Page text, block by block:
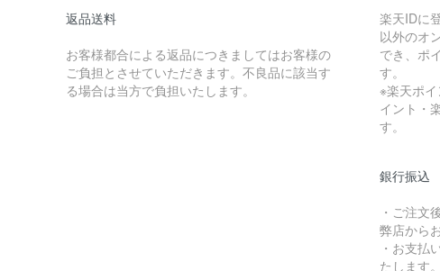
返品送料
お客様都合による返品につきましてはお客様の
ご負担とさせていただきます。不良品に該当す
る場合は当方で負担いたします。
楽天IDに
以外のオ
でき、ポ
す。
※楽天ポ
イント・
す。
銀行振込
・ご注文
弊店から
・お支払
たします。